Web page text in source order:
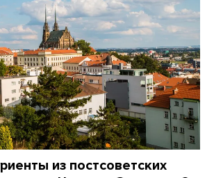
из постсоветских